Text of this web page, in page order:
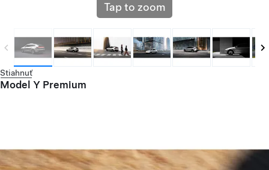
Tap to zoom
Stiahnuť
Model Y Premium